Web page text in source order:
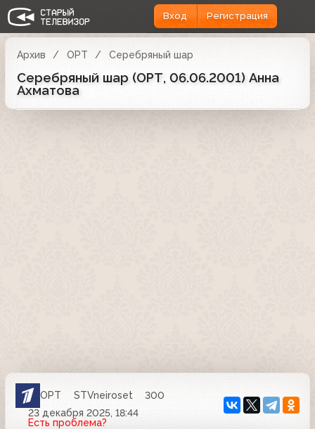
Вход Регистрация
Архив ОРТ Серебряный шар
Серебряный шар (ОРТ, 06.06.2001) Анна
Ахматова
ОРТ STVneiroset
300
23 декабря 2025, 18:44
Есть проблема?